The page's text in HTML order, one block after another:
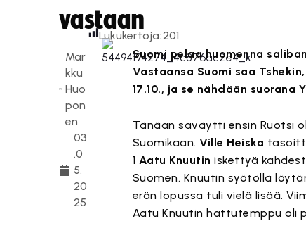
vastaan
Mar
kku
Huo
pon
en
03
.0
5.
20
25
Lukukertoja:201
Suomi pelaa huomenna
Vastaansa Suomi saa
17.10., ja se nähdään suorana
Tänään säväytti ensin Ruotsi
Suomikaan.Ville Heiska
1 Aatu Knuutin iskettyä
Suomen. Knuutin syötöllä
erän lopussa tuli vielä lisää.
Aatu Knuutin hattutemppu oli